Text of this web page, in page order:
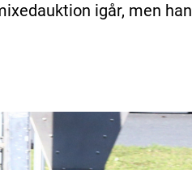
igår, men han